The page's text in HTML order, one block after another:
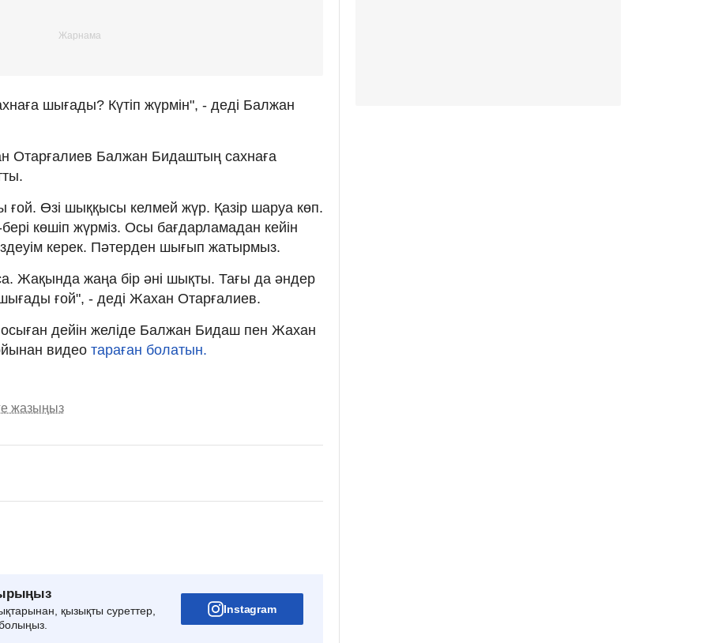
шығады? Күтіп жүрмін", - деді Балжан
Отарғалиев Балжан Бидаштың сахнаға
Өзі шыққысы келмей жүр. Қазір шаруа көп.
көшіп жүрміз. Осы бағдарламадан кейін
керек. Пәтерден шығып жатырмыз.
Жақында жаңа бір әні шықты. Тағы да әндер
ғой", - деді Жахан Отарғалиев.
осыған дейін желіде Балжан Бидаш пен Жахан
видео тараған болатын.
жазыңыз
қызықты суреттер,
Instagram